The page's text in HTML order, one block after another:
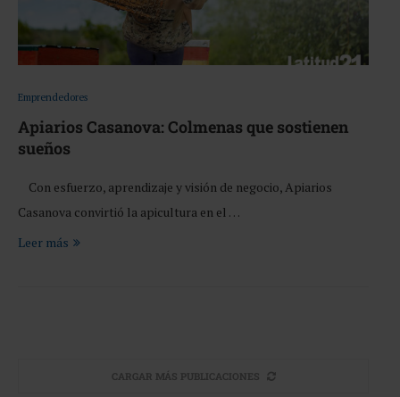
Emprendedores
Apiarios Casanova: Colmenas que sostienen
sueños
Con esfuerzo, aprendizaje y visión de negocio, Apiarios
Casanova convirtió la apicultura en el …
Leer más
CARGAR MÁS PUBLICACIONES